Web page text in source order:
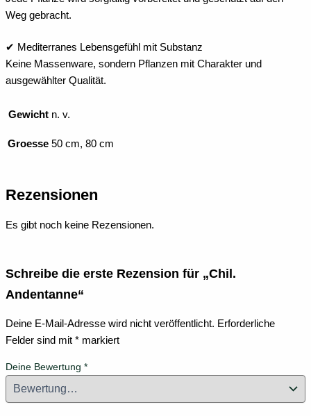
Weg gebracht.
✔ Mediterranes Lebensgefühl mit Substanz
Keine Massenware, sondern Pflanzen mit Charakter und
ausgewählter Qualität.
Gewicht n. v.
Groesse 50 cm, 80 cm
Rezensionen
Es gibt noch keine Rezensionen.
Schreibe die erste Rezension für „Chil.
Andentanne“
Deine E-Mail-Adresse wird nicht veröffentlicht. Erforderliche
Felder sind mit * markiert
Deine Bewertung *